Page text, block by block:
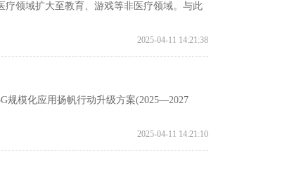
领域扩大至教育、游戏等非医疗领域。与此
2025-04-11 14:21:38
规模化应用扬帆行动升级方案(2025—2027
2025-04-11 14:21:10